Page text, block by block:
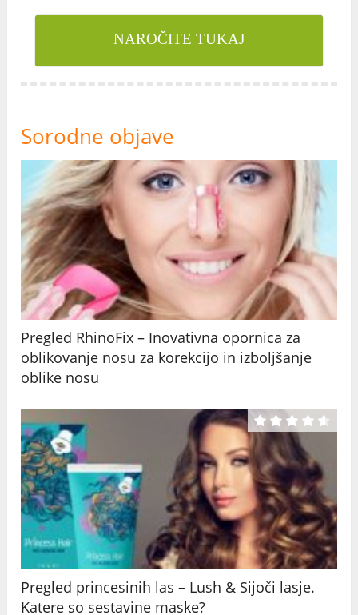
NAROČITE TUKAJ
Sorodne objave
Pregled RhinoFix – Inovativna opornica za
oblikovanje nosu za korekcijo in izboljšanje
oblike nosu
Pregled princesinih las – Lush & Sijoči lasje.
Katere so sestavine maske?